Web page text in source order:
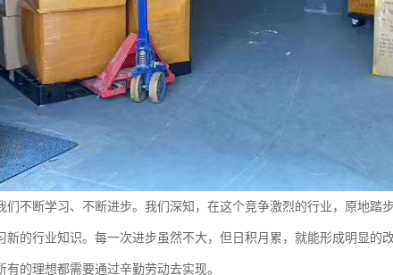
们不断学习、不断进步。我们深知，在这个竞争激烈的行业，原地踏
新的行业知识。每一次进步虽然不大，但日积月累，就能形成明显的
有的理想都需要通过辛勤劳动去实现。